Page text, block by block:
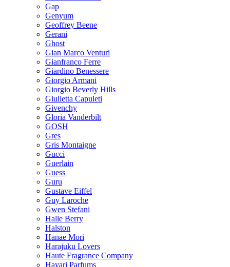
Gap
Genyum
Geoffrey Beene
Gerani
Ghost
Gian Marco Venturi
Gianfranco Ferre
Giardino Benessere
Giorgio Armani
Giorgio Beverly Hills
Giulietta Capuleti
Givenchy
Gloria Vanderbilt
GOSH
Gres
Gris Montaigne
Gucci
Guerlain
Guess
Guru
Gustave Eiffel
Guy Laroche
Gwen Stefani
Halle Berry
Halston
Hanae Mori
Harajuku Lovers
Haute Fragrance Company
Hayari Parfums